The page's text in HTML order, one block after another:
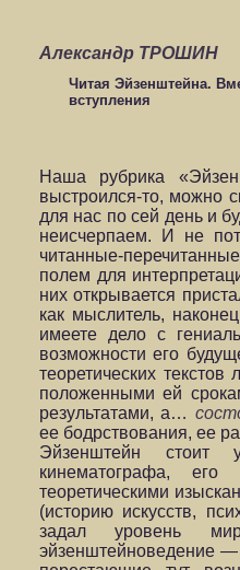
Александр ТРОШИН
Читая Эйзенштейна.
вступления
Наша рубрика
выстроился-то, можно
для нас по сей день и
неисчерпаем. И не
читанные-
полем для
них открывается
как мыслитель,
имеете дело с
возможности его
теоретических
положенными ей
результатами, а…
ее бодрствования, ее
Эйзенштейн стоит
кинематографа,
теоретическими
(историю искусств,
задал уровень
эйзенштейноведение —